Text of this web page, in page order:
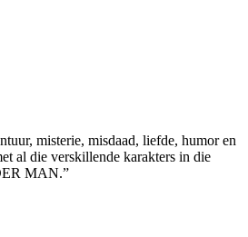
misterie, misdaad, liefde, humor en
al die verskillende karakters in die
MAN.”